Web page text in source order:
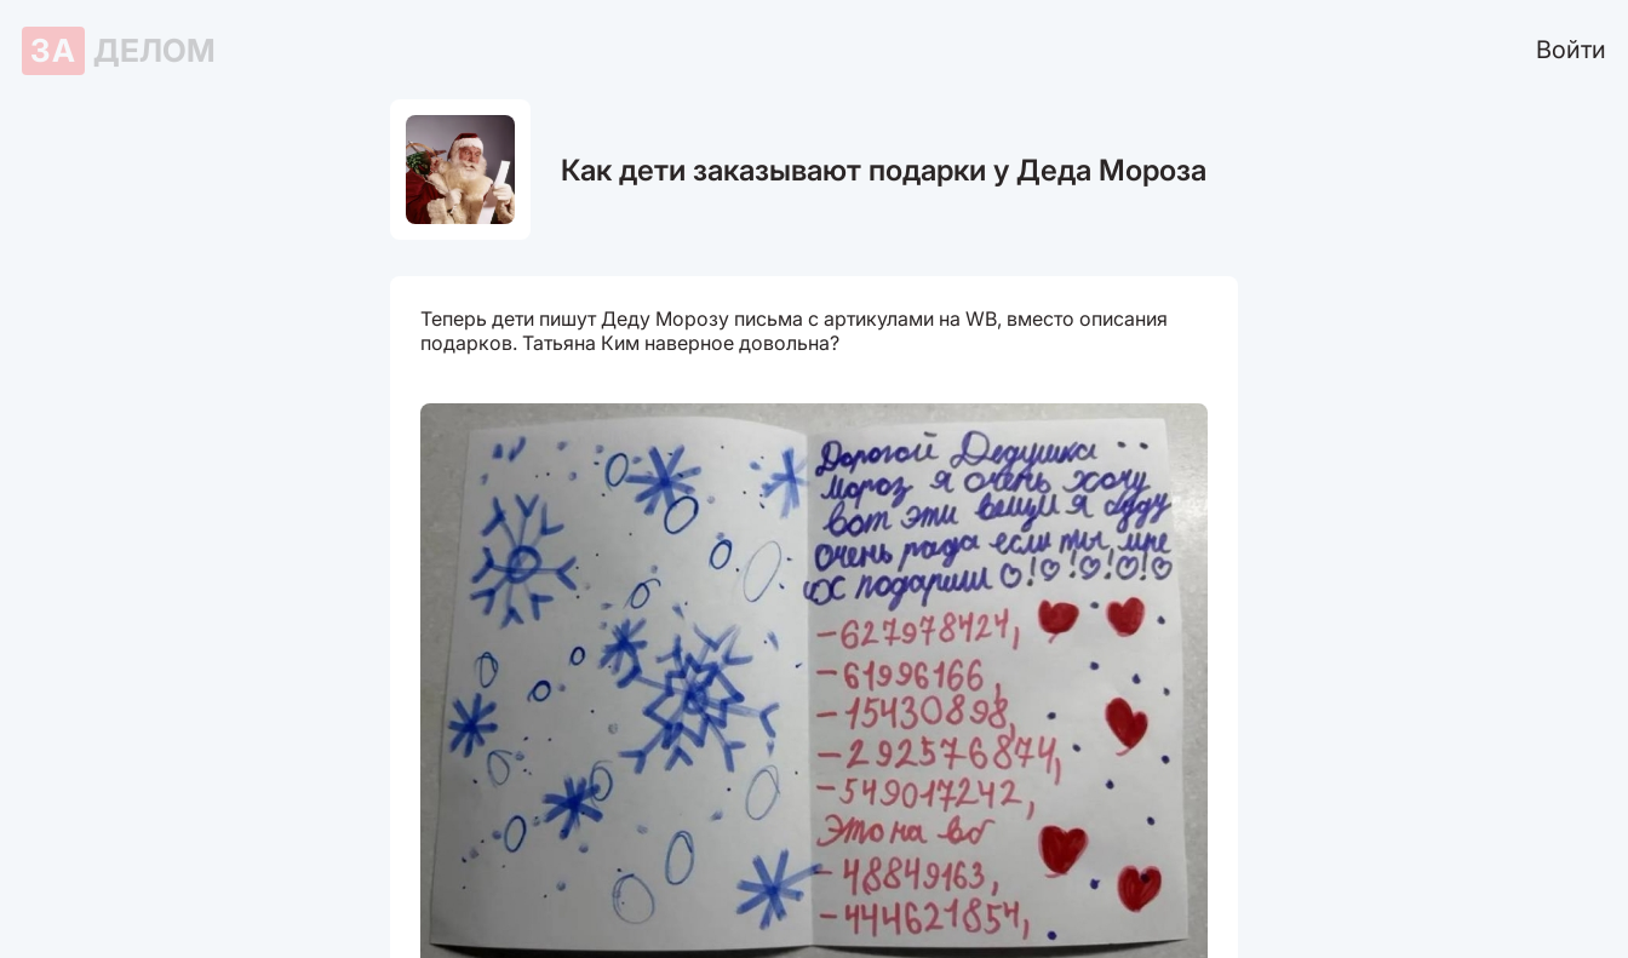
ЗА ДЕЛОМ Войти
Как дети заказывают подарки у Деда Мороза
Теперь дети пишут Деду Морозу письма с артикулами на WB, вместо описания
подарков. Татьяна Ким наверное довольна?